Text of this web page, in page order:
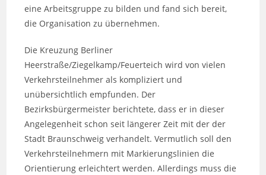
eine Arbeitsgruppe zu bilden und fand sich bereit,
die Organisation zu übernehmen.
Die Kreuzung Berliner
Heerstraße/Ziegelkamp/Feuerteich wird von vielen
Verkehrsteilnehmer als kompliziert und
unübersichtlich empfunden. Der
Bezirksbürgermeister berichtete, dass er in dieser
Angelegenheit schon seit längerer Zeit mit der der
Stadt Braunschweig verhandelt. Vermutlich soll den
Verkehrsteilnehmern mit Markierungslinien die
Orientierung erleichtert werden. Allerdings muss die